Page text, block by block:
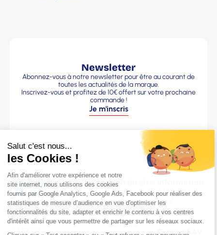
Newsletter
Abonnez-vous à notre newsletter pour être au courant de
toutes les actualités de la marque.
Inscrivez-vous et profitez de 10€ offert sur votre prochaine
commande !
Je m'inscris
Le Pull Français
Marque de vêtements made
Plan du site
La marque
Nos Pulls
Homme
Nos Pulls
s légales
CGV
Mentions
légales
Contact SAV